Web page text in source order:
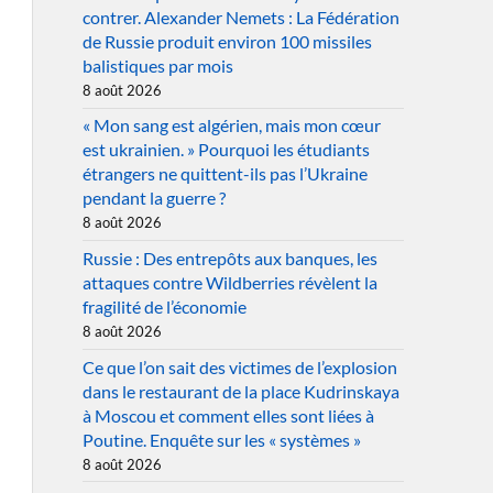
contrer. Alexander Nemets : La Fédération
de Russie produit environ 100 missiles
balistiques par mois
8 août 2026
« Mon sang est algérien, mais mon cœur
est ukrainien. » Pourquoi les étudiants
étrangers ne quittent-ils pas l’Ukraine
pendant la guerre ?
8 août 2026
Russie : Des entrepôts aux banques, les
attaques contre Wildberries révèlent la
fragilité de l’économie
8 août 2026
Ce que l’on sait des victimes de l’explosion
dans le restaurant de la place Kudrinskaya
à Moscou et comment elles sont liées à
Poutine. Enquête sur les « systèmes »
8 août 2026